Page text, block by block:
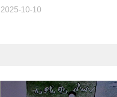
2025-10-10